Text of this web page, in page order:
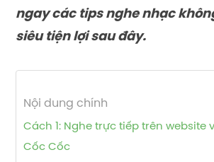
ngay các tips nghe nhạc
siêu tiện lợi sau đây.
Nội dung chính
Cách 1: Nghe trực tiếp trên website
Cốc Cốc